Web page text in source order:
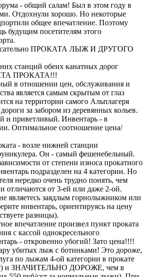
- общий салам! Был в этом году в
Отдохнули хорошо. Но некоторые
общее впечатление. Поэтому
будущим посетителям этого
ПРОКАТА ЛЫЖ И ДРУГОГО
станций обеих канатных дорог
ПРОКАТА!!!
в отношении цен, обслуживания и
является самым скрытым от глаз
на территории самого Альплагеря
за забором из деревянных кольев.
и приветливый. Инвентарь - в
Оптимальное соотношение цена/
- возле нижней станции
Он - самый фешенебельный.
от степени износа прокатного
подразделен на 4 категории. Но
нередко очень трудно понять, чем
отличаются от 3-ей или даже 2-ой.
являетесь заядлым горнолыжником или
инвентарь, ориентируясь на цену
разницы).
впечатление произвел пункт проката
с кассой однокресельного
- откровенно убогий! Зато цена!!!!
убитых лыж с ботинками! Это дороже,
по лыжам 4-ой категории в прокате
и ЗНАЧИТЕЛЬНО ДОРОЖЕ, чем в